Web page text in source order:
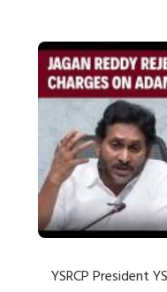
YSRCP President